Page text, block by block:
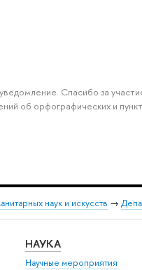
Спасибо за
об орфографических и
наук и искусств →
НАУКА
Научные мероприятия